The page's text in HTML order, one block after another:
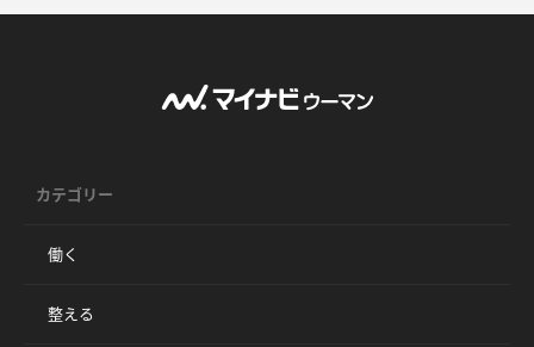
カテゴリー
働く
整える